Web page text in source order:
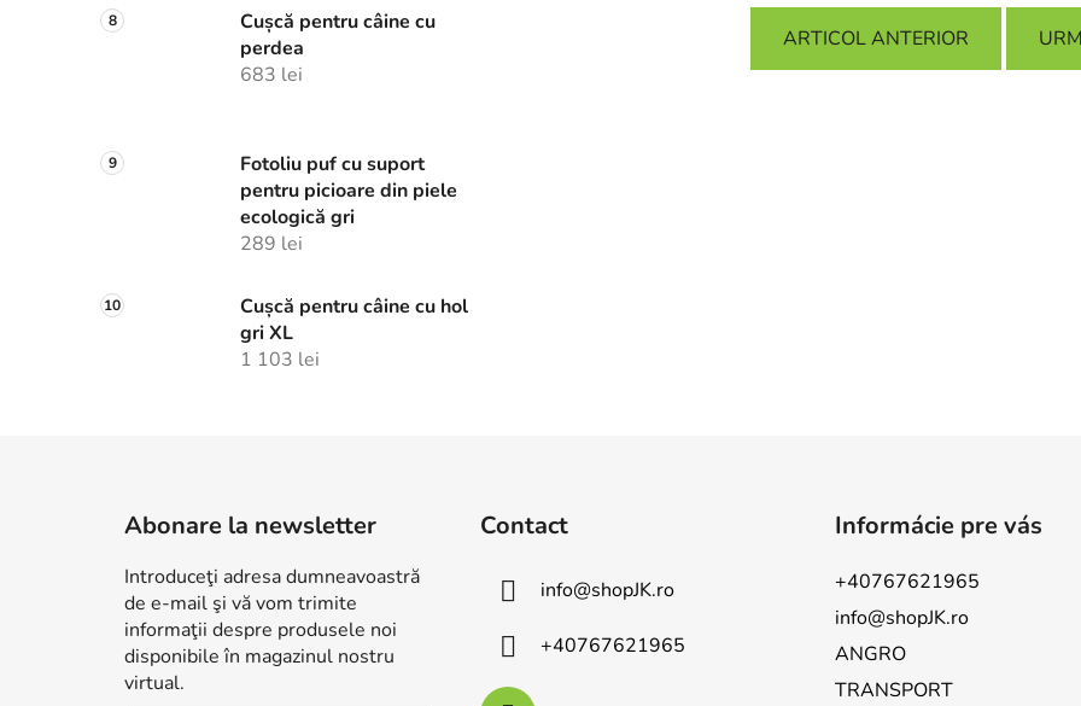
Cușcă pentru câine cu
perdea
683 lei
Fotoliu puf cu suport
pentru picioare din piele
ecologică gri
289 lei
Cușcă pentru câine cu hol
gri XL
1 103 lei
ARTICOL ANTERIOR
Abonare la newsletter
Introduceţi adresa dumneavoastră
de e-mail şi vă vom trimite
informaţii despre produsele noi
disponibile în magazinul nostru
virtual.
Contact
info@shopJK.ro
+40767621965
Informácie pre vás
+40767621965
info@shopJK.ro
ANGRO
TRANSPORT